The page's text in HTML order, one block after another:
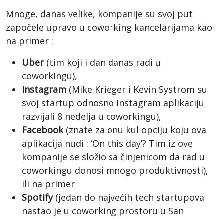
Mnoge, danas velike, kompanije su svoj put
započele upravo u coworking kancelarijama kao
na primer :
Uber(tim koji i dan danas radi u
coworkingu),
Instagram (Mike Krieger i Kevin Systrom su
svoj startup odnosno Instagram aplikaciju
razvijali 8 nedelja u coworkingu),
Facebook(znate za onu kul opciju koju ova
aplikacija nudi : ‘On this day’? Tim iz ove
kompanije se složio sa činjenicom da rad u
coworkingu donosi mnogo produktivnosti),
ili na primer
Spotify(jedan do najvećih tech startupova
nastao je u coworking prostoru u San